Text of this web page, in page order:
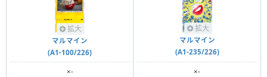
拡大
マルマイン
(A1-100/226)
×-
拡大
マルマイン
(A1-235/226)
×-